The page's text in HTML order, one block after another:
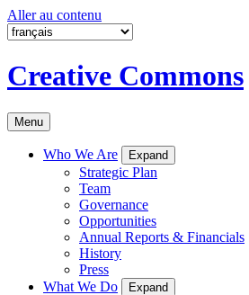
Aller au contenu
Creative Commons
Menu
Who We Are Expand
Strategic Plan
Team
Governance
Opportunities
Annual Reports & Financials
History
Press
What We Do
Expand